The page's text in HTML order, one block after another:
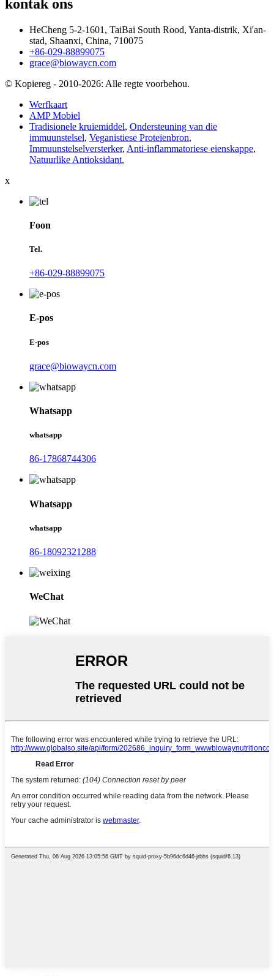
kontak ons
HeCheng 5-2-1601, TaiBai South Rood, Yanta-distrik, Xi'an-
stad, Shaanxi, China, 710075
+86-029-88899075
grace@biowaycn.com
© Kopiereg - 2010-2026: Alle regte voorbehou.
Werfkaart
AMP Mobiel
Tradisionele kruiemiddel, Ondersteuning van die
immuunstelsel, Veganistiese Proteïenbron,
Immuunstelselversterker, Anti-inflammatoriese eienskappe,
Natuurlike Antioksidant,
x
Foon
Tel.
+86-029-88899075
E-pos
E-pos
grace@biowaycn.com
Whatsapp
whatsapp
86-17868744306
Whatsapp
whatsapp
86-18092321288
WeChat